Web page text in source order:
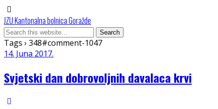
JZU Kantonalna bolnica Goražde
Tags › 348#comment-1047
14. Juna 2017.
Svjetski dan dobrovoljnih davalaca krvi